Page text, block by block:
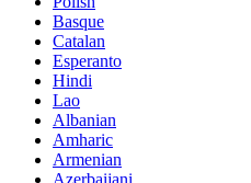
Basque
Catalan
Esperanto
Hindi
Lao
Albanian
Amharic
Armenian